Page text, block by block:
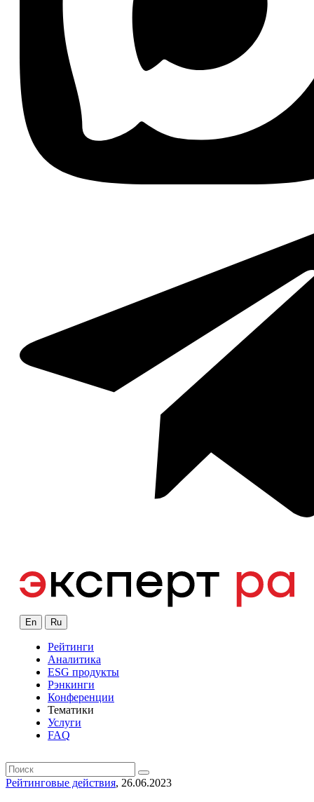
En Ru
Рейтинги
Аналитика
ESG продукты
Рэнкинги
Конференции
Тематики
Услуги
FAQ
Рейтинговые действия, 26.06.2023